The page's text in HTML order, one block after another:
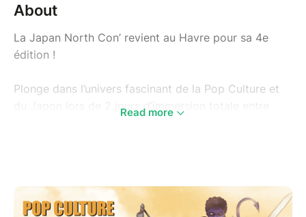
About
La Japan North Con’ revient au Havre pour sa 4e
édition !
Plonge dans l’univers fascinant de la Pop Culture et
du Japon lors de 2 jours d’immersion totale entre
Japan North Con’ est l’événement qu’il ne faut pas
manquer ! ⚡
Read more